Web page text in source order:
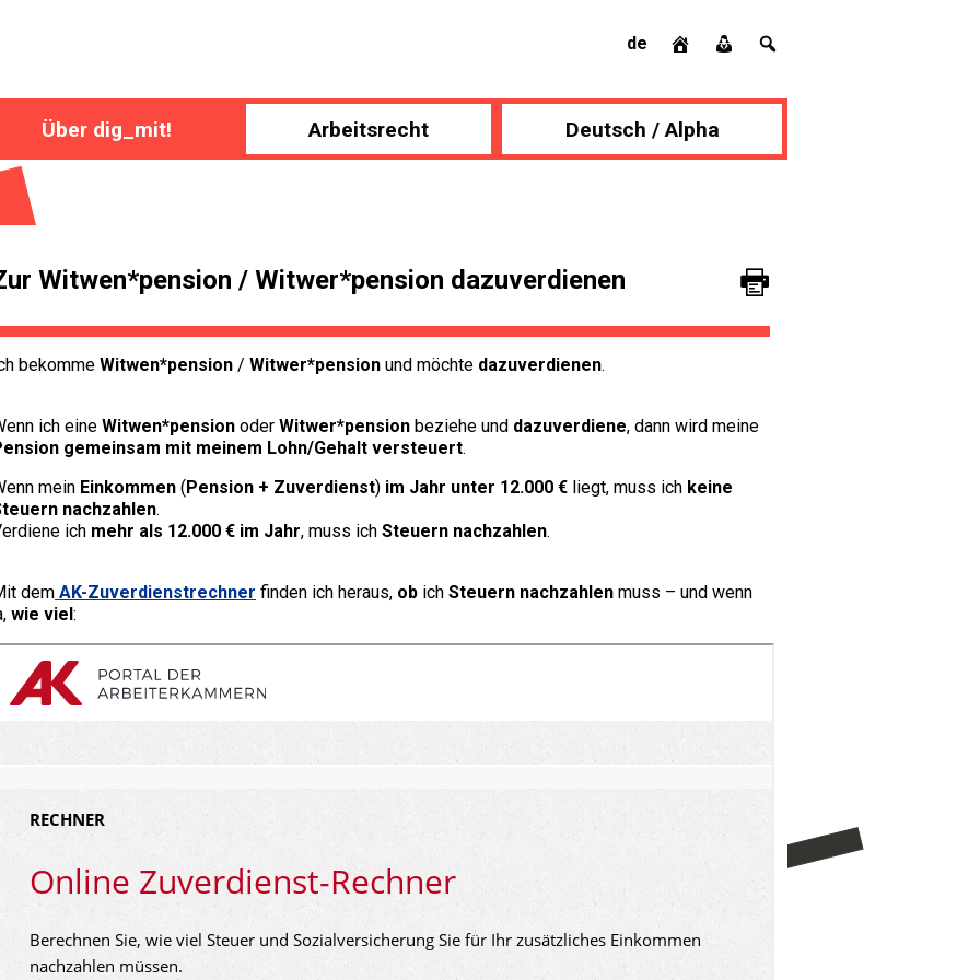
de
Über dig_mit! Arbeitsrecht Deutsch / Alpha
Witwen*pension / Witwer*pension dazuverdienen
bekomme Witwen*pension / Witwer*pension und möchte dazuverdienen.
ich eine Witwen*pension oder Witwer*pension beziehe und dazuverdiene, dann wird meine
gemeinsam mit meinem Lohn/Gehalt versteuert.
mein Einkommen ( Pension + Zuverdienst) im Jahr unter 12.000 € liegt, muss ich keine
nachzahlen.
ich mehr als 12.000 € im Jahr, muss ich Steuern nachzahlen.
dem AK-Zuverdienstrechner finden ich heraus, ob ich Steuern nachzahlen muss – und wenn
wie viel :